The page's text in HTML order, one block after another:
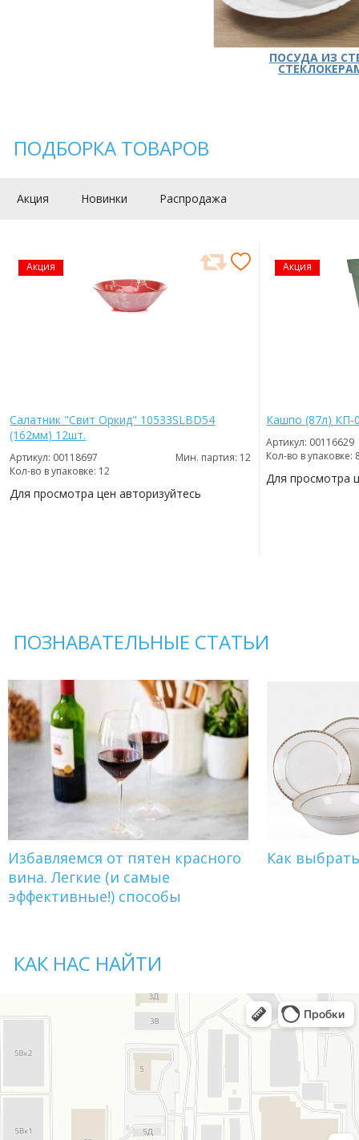
ПОСУДА ИЗ
ПОДБОРКА ТОВАРОВ
Акция Новинки Распродажа
Акция
Салатник "Свит Оркид" 10533SLBD54
(162мм) 12шт.
Артикул: 00118697
Мин. партия: 12
Кол-во в упаковке: 12
Для просмотра цен авторизуйтесь
Акция
Кашпо (87л) КП-
Артикул: 00116629
Кол-во в упаковке:
Для просмотра
ПОЗНАВАТЕЛЬНЫЕ СТАТЬИ
Избавляемся от пятен красного
вина. Легкие (и самые
эффективные!) способы
Как
КАК НАС НАЙТИ